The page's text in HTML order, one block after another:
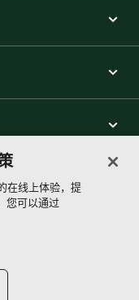
在线上体验，提
您可以通过